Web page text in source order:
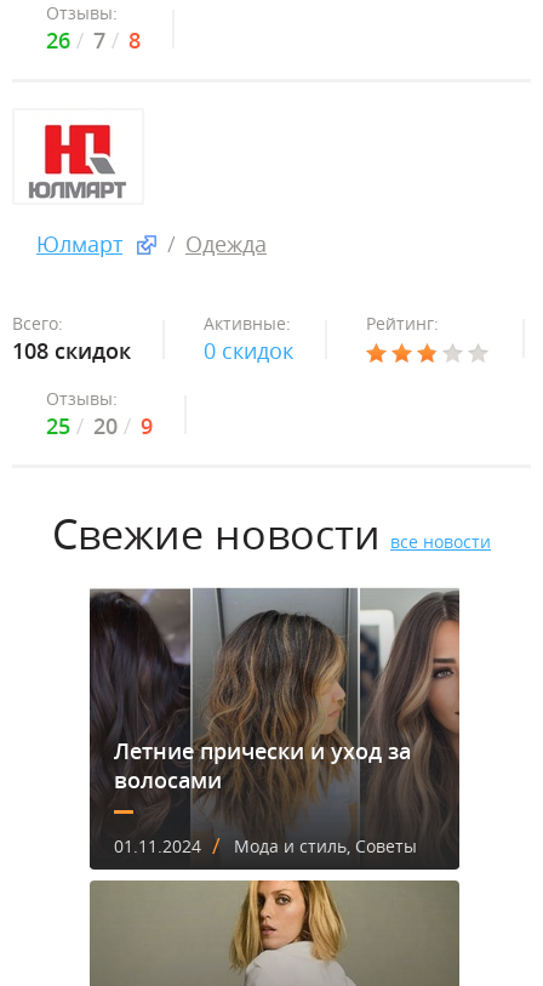
Отзывы:
26 7 8
Юлмарт Одежда
Всего:
108 скидок
Активные:
0 скидок
Рейтинг:
Отзывы:
25 20 9
Свежие новости все новости
Летние прически и уход за
волосами
01.11.2024 / Мода и стиль, Советы